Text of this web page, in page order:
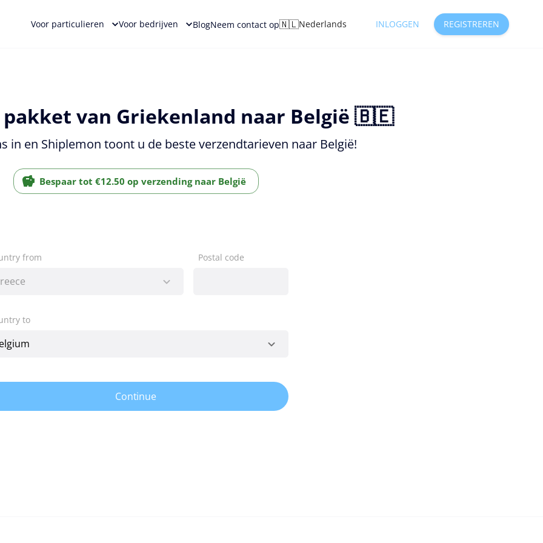
Voor particulieren Voor bedrijven BlogNeem contact op🇳🇱Nederlands INLOGGEN REGISTREREN
pakket van Griekenland naar België 🇧🇪
in en Shiplemon toont u de beste verzendtarieven naar België!
Bespaar tot €12.50 op verzending naar België
from Postal code
to
Continue